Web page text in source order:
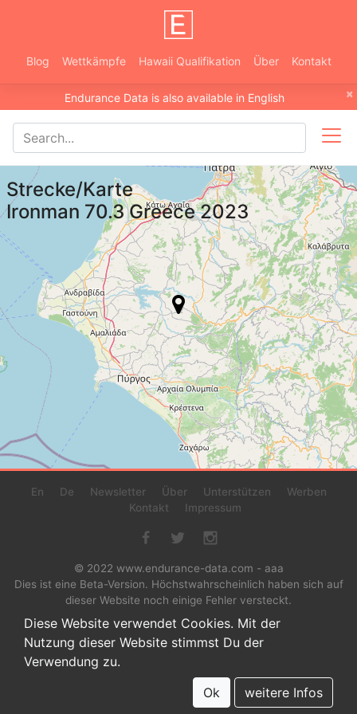
Blog Wettkämpfe Hawaii Qualifikation Über Kontakt
×
Endurance Data is also available in English
Strecke/Karte
Ironman 70.3 Greece 2023
En De Newsletter Über Unterstützen
Werben
Kontakt
Impressum
© 2022 www.endurance-data.com - aaa
Dies ist eine Beta-Version. Höchstwahrscheinlich haben sich auf
dieser Website noch einige Fehler versteckt.
Diese Website verwendet Cookies. Mit der
Nutzung dieser Website stimmst Du der
Verwendung zu.
Ok
weitere Infos